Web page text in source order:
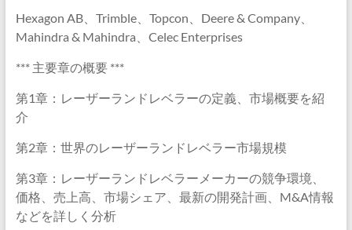
Hexagon AB、Trimble、Topcon、Deere & Company、
Mahindra & Mahindra、Celec Enterprises
*** 主要章の概要 ***
第1章：レーザーランドレベラーの定義、市場概要を紹
介
第2章：世界のレーザーランドレベラー市場規模
第3章：レーザーランドレベラーメーカーの競争環境、
価格、売上高、市場シェア、最新の開発計画、M&A情報
などを詳しく分析